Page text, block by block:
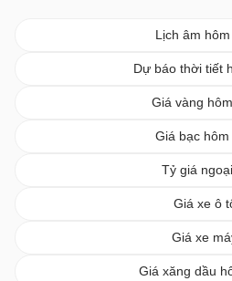
Lịch âm
Dự báo thời tiết
Giá vàng
Giá bạc hôm
Tỷ giá
Giá xe ô
Giá xe
Giá xăng dầu